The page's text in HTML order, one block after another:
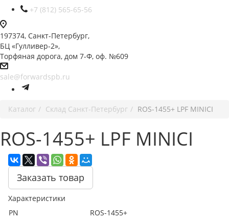
+7 (812) 565-65-56
197374, Санкт-Петербург,
БЦ «Гулливер-2»,
Торфяная дорога, дом 7-Ф, оф. №609
sale@forwardspb.ru
Каталог Cклад Санкт-Петербург ROS-1455+ LPF MINICI
ROS-1455+ LPF MINICI
Заказать товар
Характеристики
PN
ROS-1455+